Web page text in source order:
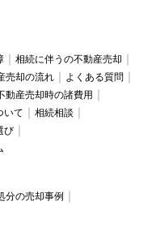
相続に伴うの不動産売却
売却の流れ
よくある質問
動産売却時の諸費用
いて
相続相談
び
分の売却事例